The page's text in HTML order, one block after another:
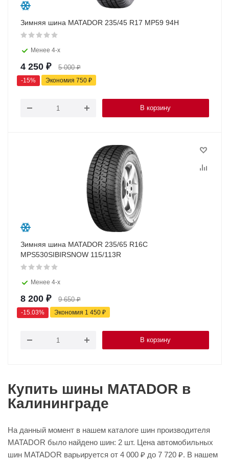
Зимняя шина MATADOR 235/45 R17 MP59 94H
Менее 4-х
4 250 ₽ 5 000₽
-15% Экономия 750 ₽
В корзину
Зимняя шина MATADOR 235/65 R16C
MPS530SIBIRSNOW 115/113R
Менее 4-х
8 200 ₽ 9 650₽
-15.03% Экономия 1 450 ₽
В корзину
Купить шины MATADOR в
Калининграде
На данный момент в нашем каталоге шин производителя
MATADOR было найдено шин: 2 шт. Цена автомобильных
шин MATADOR варьируется от 4 000 ₽ до 7 720 ₽. В нашем